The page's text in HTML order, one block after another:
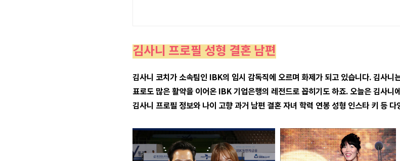
김사니 프로필 성형 결혼 남편
김사니 코치가 소속팀인 IBK의 임시 감독직에 오르며 화제가 되고 있습니다. 김사니
표로도 많은 활약을 이어온 IBK 기업은행의 레전드로 꼽히기도 하죠. 오늘은 김사니
김사니 프로필 정보와 나이 고향 과거 남편 결혼 자녀 학력 연봉 성형 인스타 키 등